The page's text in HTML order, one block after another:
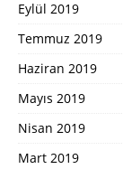
Eylül 2019
Temmuz 2019
Haziran 2019
Mayıs 2019
Nisan 2019
Mart 2019